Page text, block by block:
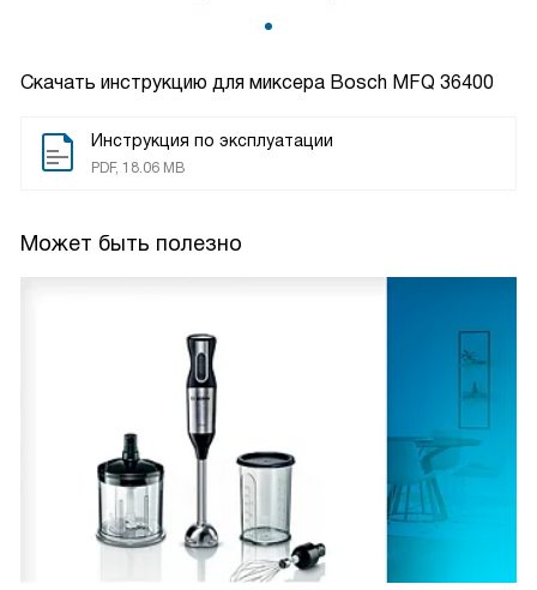
Скачать инструкцию для миксера Bosch MFQ 36400
Инструкция по эксплуатации
PDF, 18.06 MB
Может быть полезно